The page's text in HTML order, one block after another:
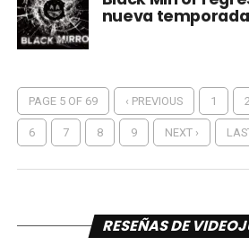
nueva temporada
PAGE 5 OF 69 ‹ PREVIOUS 1
6 7 8 9 NEXT ›
RESEÑAS DE